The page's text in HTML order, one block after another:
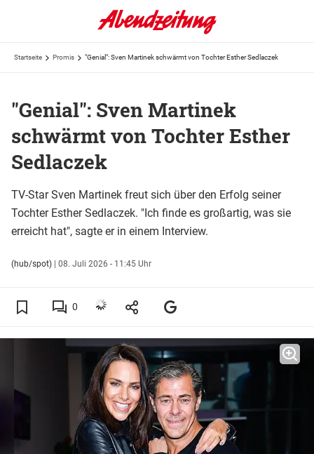
Startseite Promis "Genial": Sven Martinek schwärmt von Tochter Esther Sedlaczek
"Genial": Sven Martinek
schwärmt von Tochter Esther
Sedlaczek
TV-Star Sven Martinek freut sich über den Erfolg seiner
Tochter Esther Sedlaczek. "Ich finde es großartig, was sie
erreicht hat", sagte er in einem Interview.
(hub/spot) | 08. Juli 2026 - 11:45 Uhr
0